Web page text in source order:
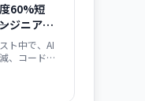
60%短
ジニア生
ト中で、AI
、コードの